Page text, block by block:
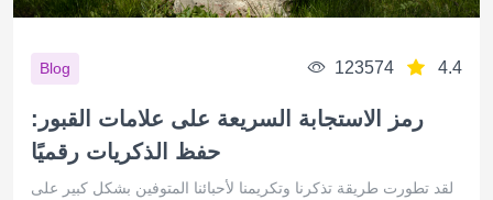
Blog 123574 4.4
رمز الاستجابة السريعة على علامات القبور:
حفظ الذكريات رقميًا
لقد تطورت طريقة تذكرنا وتكريمنا لأحبائنا المتوفين بشكل كبير على